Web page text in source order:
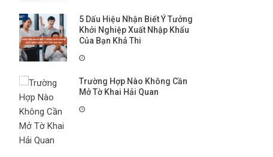
5 Dấu Hiệu Nhận Biết Ý Tưởng
Khởi Nghiệp Xuất Nhập Khẩu
Của Bạn Khả Thi
Trường Hợp Nào Không Cần
Mở Tờ Khai Hải Quan